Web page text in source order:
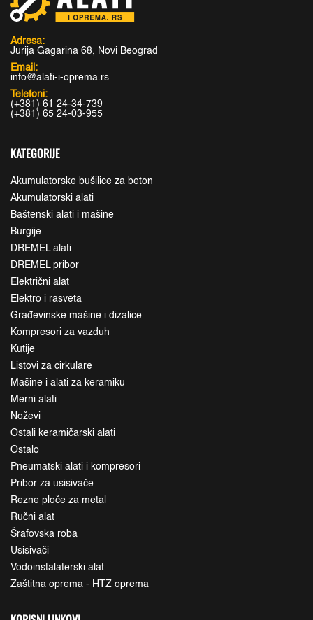
Adresa:
Jurija Gagarina 68, Novi Beograd
Email:
info@alati-i-oprema.rs
Telefoni:
(+381) 61 24-34-739
(+381) 65 24-03-955
KATEGORIJE
Akumulatorske bušilice za beton
Akumulatorski alati
Baštenski alati i mašine
Burgije
DREMEL alati
DREMEL pribor
Električni alat
Elektro i rasveta
Građevinske mašine i dizalice
Kompresori za vazduh
Kutije
Listovi za cirkulare
Mašine i alati za keramiku
Merni alati
Noževi
Ostali keramičarski alati
Ostalo
Pneumatski alati i kompresori
Pribor za usisivače
Rezne ploče za metal
Ručni alat
Šrafovska roba
Usisivači
Vodoinstalaterski alat
Zaštitna oprema - HTZ oprema